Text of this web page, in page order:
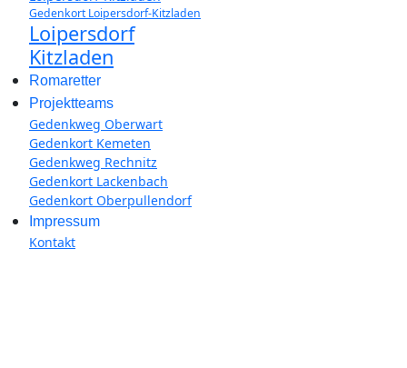
Gedenkort Loipersdorf-Kitzladen
Loipersdorf
Kitzladen
Romaretter
Projektteams
Gedenkweg Oberwart
Gedenkort Kemeten
Gedenkweg Rechnitz
Gedenkort Lackenbach
Gedenkort Oberpullendorf
Impressum
Kontakt